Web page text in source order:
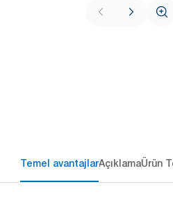
Temel avantajlarAçıklamaÜrün